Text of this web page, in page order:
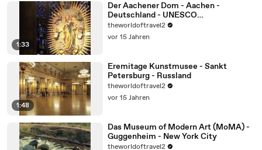
1:33
Der Aachener Dom - Aachen -
Deutschland - UNESCO
Weltkulturerbe
theworldoftravel2
vor 15 Jahren
1:48
Eremitage Kunstmusee - Sankt
Petersburg - Russland
theworldoftravel2
vor 15 Jahren
Das Museum of Modern Art (MoMA) -
Guggenheim - New York City
theworldoftravel2